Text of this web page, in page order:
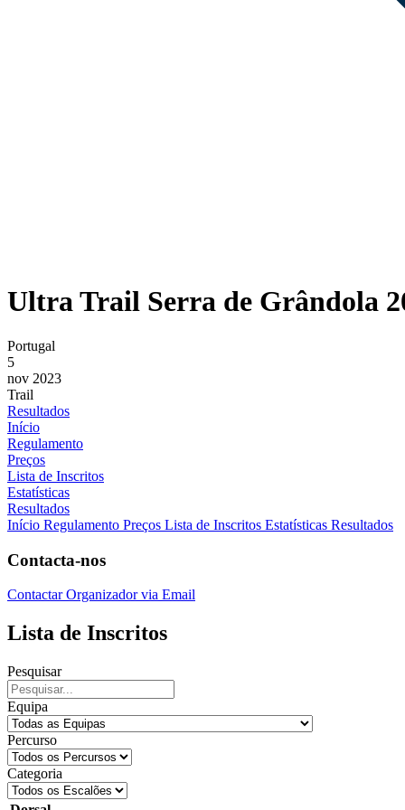
Ultra Trail Serra de Grândola
Portugal
5
nov 2023
Trail
Resultados
Início
Regulamento
Preços
Lista de Inscritos
Estatísticas
Resultados
Início Regulamento Preços Lista de Inscritos Estatísticas Resultados
Contacta-nos
Contactar Organizador via Email
Lista de Inscritos
Pesquisar
Equipa
Percurso
Categoria